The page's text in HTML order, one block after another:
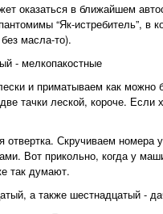
оказаться в ближайшем
“Як-истребитель”, в
масла-то).
- мелкопакостные
и приматываем как
тачки леской, короче. Если
отвертка. Скручиваем
Вот прикольно, когда у
так думают.
а также шестнадцатый -